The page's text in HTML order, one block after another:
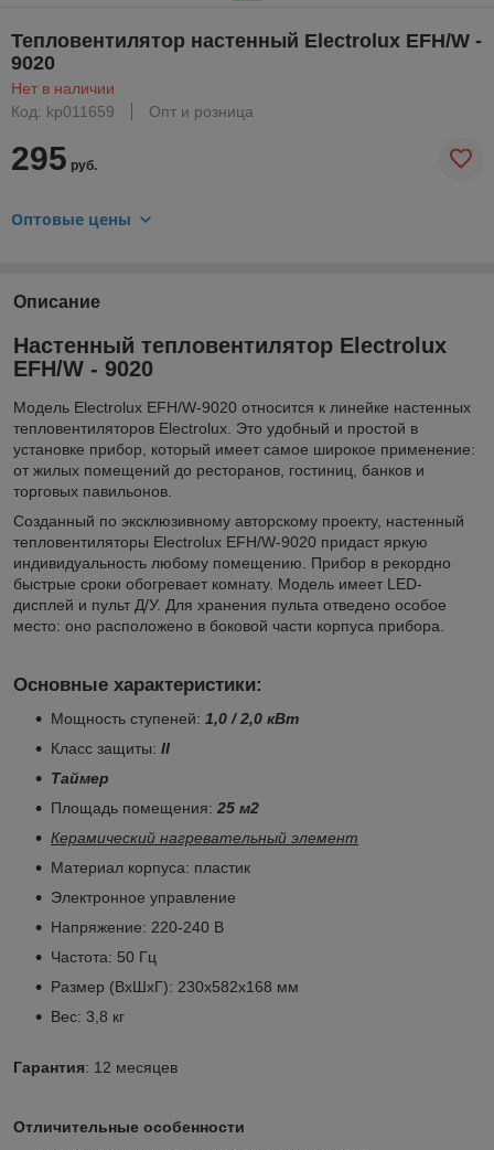
Тепловентилятор настенный Electrolux EFH/W -
9020
Нет в наличии
Код: kp011659
Опт и розница
295 руб.
Оптовые цены
Описание
Настенный тепловентилятор Electrolux
EFH/W - 9020
Модель Electrolux EFH/W-9020 относится к линейке настенных
тепловентиляторов Electrolux. Это удобный и простой в
установке прибор, который имеет самое широкое применение:
от жилых помещений до ресторанов, гостиниц, банков и
торговых павильонов.
Созданный по эксклюзивному авторскому проекту, настенный
тепловентиляторы Electrolux EFH/W-9020 придаст яркую
индивидуальность любому помещению. Прибор в рекордно
быстрые сроки обогревает комнату. Модель имеет LED-
дисплей и пульт Д/У. Для хранения пульта отведено особое
место: оно расположено в боковой части корпуса прибора.
Основные характеристики:
Мощность ступеней: 1,0 / 2,0 кВт
Класс защиты: II
Таймер
Площадь помещения: 25 м2
Керамический нагревательный элемент
Материал корпуса: пластик
Электронное управление
Напряжение: 220-240 B
Частота: 50 Гц
Размер (ВхШхГ): 230х582х168 мм
Вес: 3,8 кг
Гарантия: 12 месяцев
Отличительные особенности